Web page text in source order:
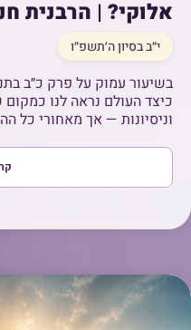
אלוקי? | הרבנית
י״ב בסיון ה׳תשפ״ו
בשיעור עמוק על פרק כ״ב
כיצד העולם נראה לנו
וניסיונות — אך מאחורי